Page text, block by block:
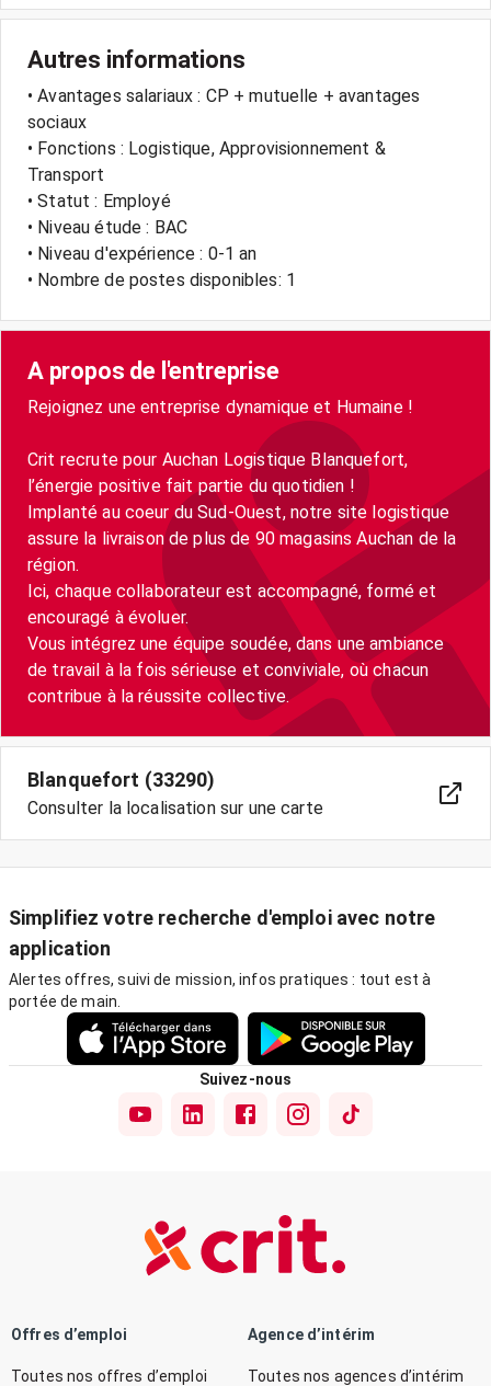
Autres informations
• Avantages salariaux : CP + mutuelle + avantages
sociaux
• Fonctions : Logistique, Approvisionnement &
Transport
• Statut : Employé
• Niveau étude : BAC
• Niveau d'expérience : 0-1 an
• Nombre de postes disponibles: 1
A propos de l'entreprise
Rejoignez une entreprise dynamique et Humaine !
Crit recrute pour Auchan Logistique Blanquefort,
l’énergie positive fait partie du quotidien !
Implanté au coeur du Sud-Ouest, notre site logistique
assure la livraison de plus de 90 magasins Auchan de la
région.
Ici, chaque collaborateur est accompagné, formé et
encouragé à évoluer.
Vous intégrez une équipe soudée, dans une ambiance
de travail à la fois sérieuse et conviviale, où chacun
contribue à la réussite collective.
Blanquefort (33290)
Consulter la localisation sur une carte
Simplifiez votre recherche d'emploi avec notre
application
Alertes offres, suivi de mission, infos pratiques : tout est à
portée de main.
Suivez-nous
Offres d’emploi
Toutes nos offres d’emploi
Agence d’intérim
Toutes nos agences d’intérim